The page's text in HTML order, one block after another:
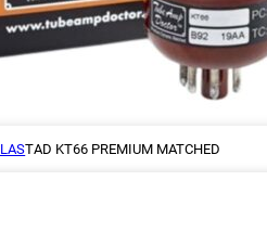
TAD KT66 PREMIUM MATCHED